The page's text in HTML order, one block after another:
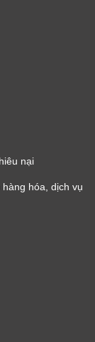
nại
hóa, dịch vụ